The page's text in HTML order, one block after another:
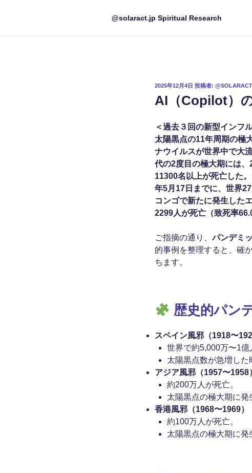
@solaract.jp Spiritual Research
投
日:
2025年12月4日 投稿者:
AI（Copilot）
＜過去３回の新型インフ
太陽黒点の11年周期の極
ナウイルスが世界中で大
代の2度目の極大期には
11300名以上が死亡した
年5月17日までに、世界
コンゴで新たに発生した
2299人が死亡（致死率
ご指摘の通り、パンデミ
的事例を整理すると、確
ちます。
歴史的パン
スペイン風邪（1918〜
世界で約5,000万〜1億
太陽黒点数が急増した
アジア風邪（1957〜1958
約200万人が死亡。
太陽黒点の極大期に発
香港風邪（1968〜1969）
約100万人が死亡。
太陽黒点の極大期に発